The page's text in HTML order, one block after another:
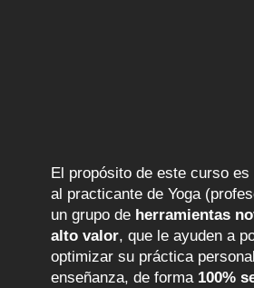
El propósito de este curso es
al practicante de Yoga
un grupo de herramientas
alto valor, que le ayuden a
optimizar su práctica
enseñanza, de forma 100%